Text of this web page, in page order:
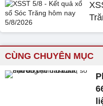
CÙNG CHUYÊN MỤC